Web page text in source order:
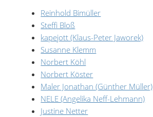
Reinhold Bimüller
Steffi Bloß
kapejott (Klaus-Peter Jaworek)
Susanne Klemm
Norbert Köhl
Norbert Köster
Maler Jonathan (Günther Müller)
NELE (Angelika Neff-Lehmann)
Justine Netter